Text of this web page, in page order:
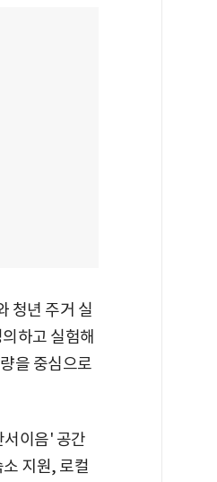
청년 주거 실
하고 실험해
을 중심으로
서이음' 공간
지원, 로컬